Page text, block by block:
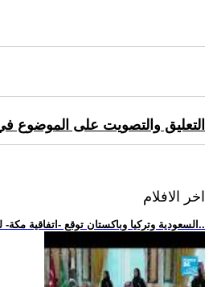
التعليق والتصويت على الموضوع
اخر الافلام
.. السعودية وتركيا وباكستان توقع -اتفاقية مكة- للدفاع المشترك..